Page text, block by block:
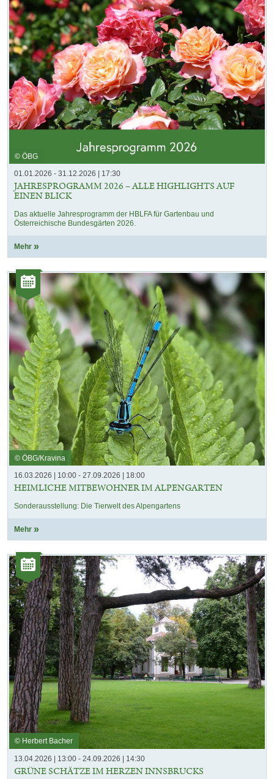
© ÖBG
01.01.2026 - 31.12.2026 | 17:30
JAHRESPROGRAMM 2026 – ALLE HIGHLIGHTS AUF
EINEN BLICK
Das aktuelle Jahresprogramm der HBLFA für Gartenbau und
Österreichische Bundesgärten 2026.
Mehr
Kategorie:
Veranstaltungen
© ÖBG/Kravina
16.03.2026 | 10:00 - 27.09.2026 | 18:00
HEIMLICHE MITBEWOHNER IM ALPENGARTEN
Sonderausstellung: Die Tierwelt des Alpengartens
Mehr
Kategorie:
Veranstaltungen
© Herbert Bacher
13.04.2026 | 13:00 - 24.09.2026 | 14:30
GRÜNE SCHÄTZE IM HERZEN INNSBRUCKS